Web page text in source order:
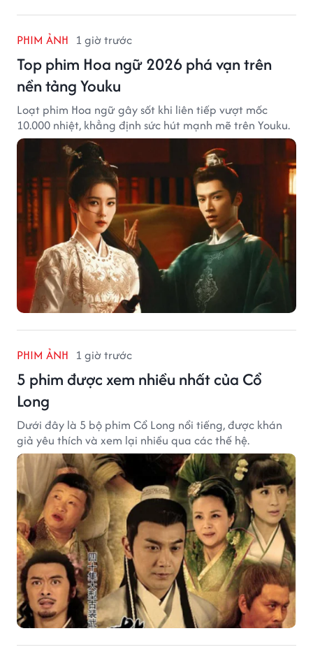
PHIM ẢNH 1 giờ trước
Top phim Hoa ngữ 2026 phá vạn trên
nền tảng Youku
Loạt phim Hoa ngữ gây sốt khi liên tiếp vượt mốc
10.000 nhiệt, khẳng định sức hút mạnh mẽ trên Youku.
PHIM ẢNH 1 giờ trước
5 phim được xem nhiều nhất của Cổ
Long
Dưới đây là 5 bộ phim Cổ Long nổi tiếng, được khán
giả yêu thích và xem lại nhiều qua các thế hệ.